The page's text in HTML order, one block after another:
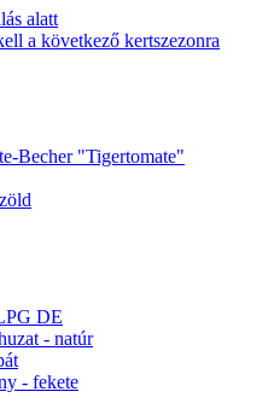
alatt
a következő kertszezonra
Becher "Tigertomate"
DE
- natúr
- fekete